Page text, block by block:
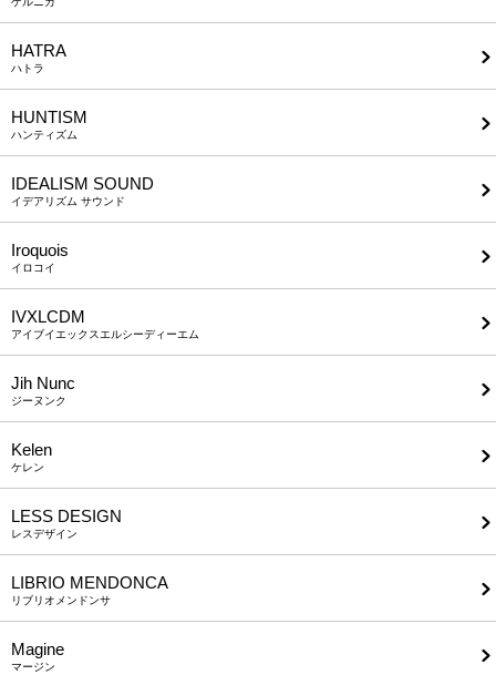
HATRA
ハトラ
HUNTISM
ハンティズム
IDEALISM SOUND
イデアリズム サウンド
Iroquois
イロコイ
IVXLCDM
アイブイエックスエルシーディーエム
Jih Nunc
ジーヌンク
Kelen
ケレン
LESS DESIGN
レスデザイン
LIBRIO MENDONCA
リブリオメンドンサ
Magine
マージン